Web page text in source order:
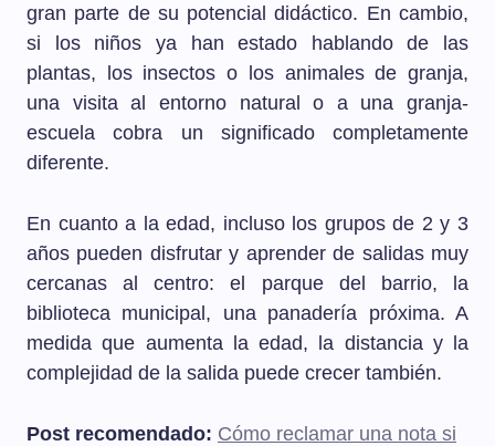
gran parte de su potencial didáctico. En cambio,
si los niños ya han estado hablando de las
plantas, los insectos o los animales de granja,
una visita al entorno natural o a una granja-
escuela cobra un significado completamente
diferente.
En cuanto a la edad, incluso los grupos de 2 y 3
años pueden disfrutar y aprender de salidas muy
cercanas al centro: el parque del barrio, la
biblioteca municipal, una panadería próxima. A
medida que aumenta la edad, la distancia y la
complejidad de la salida puede crecer también.
Post recomendado: Cómo reclamar una nota si